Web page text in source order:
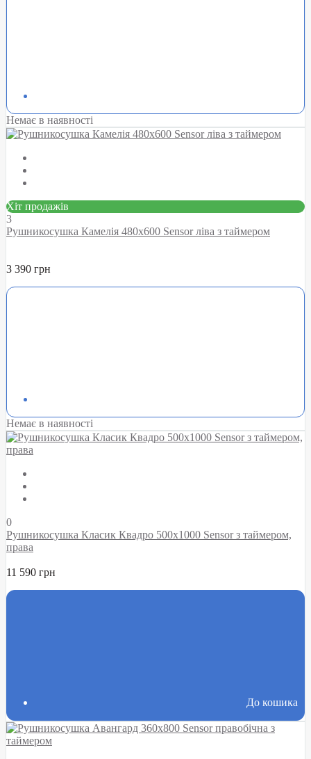
Немає в наявності
Хіт продажів
3
Рушникосушка Камелія 480х600 Sensor ліва з таймером
3 390 грн
Немає в наявності
0
Рушникосушка Класик Квадро 500х1000 Sensor з таймером,
права
11 590 грн
До кошика